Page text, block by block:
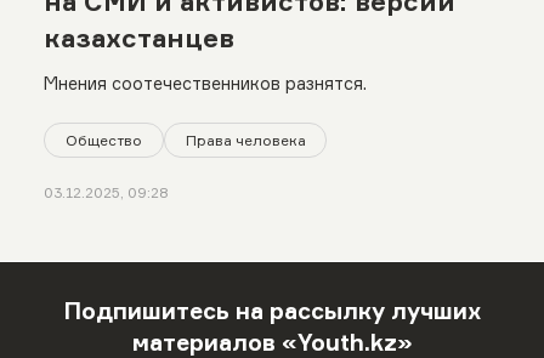
казахстанцев
Мнения соотечественников разнятся.
Общество Права человека
03.12.2025, 09:28
Подпишитесь на рассылку лучших
материалов «Youth.kz»